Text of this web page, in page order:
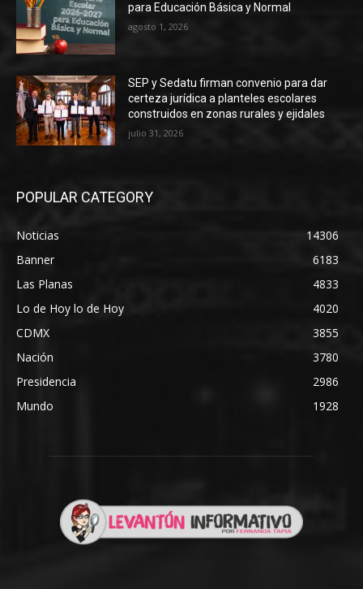
para Educación Básica y Normal
agosto 1, 2026
SEP y Sedatu firman convenio para dar
certeza jurídica a planteles escolares
construidos en zonas rurales y ejidales
julio 31, 2026
POPULAR CATEGORY
Noticias
14306
Banner
6183
Las Planas
4833
Lo de Hoy lo de Hoy
4020
CDMX
3855
Nación
3780
Presidencia
2986
Mundo
1928